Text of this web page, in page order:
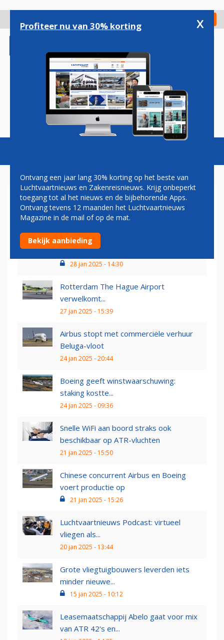
gaan
Check in
Magazine Podcasts Vacatures
TECHNOLOGIE
Boeing duikt diep in de rode cijfers, maar
ziet licht aan...
28 jan 2025 - 14:30
Rotterdam The Hague Airport
verwelkomt...
27 jan 2025 - 15:39
Airbus stopt met commerciële verhuur
Beluga-vloot
24 jan 2025 - 20:44
Boeing geeft winstwaarschuwing:
staking kostte...
24 jan 2025 - 09:36
Snelle WiFi aan boord straks ook
beschikbaar op ATR-vluchten
21 jan 2025 - 15:50
Chinese concurrent Airbus en Boeing
voert productie op
21 jan 2025 - 15:26
Luchtvaartnieuws Podcast: virtueel
vliegen als...
20 jan 2025 - 13:44
Grote vliegtuigbouwers leverden iets
minder nieuwe...
15 jan 2025 - 10:12
Leasemaatschappij Abelo gaat voor mix
van ATR 42's en...
Profiteer nu van 30% korting x
Ontvang een jaar lang 30% korting op het beste van
Luchtvaartnieuws en Zakenreisnieuws. Krijg onbeperkt
toegang tot al het nieuws en de bijbehorende Apps.
Ontvang tevens 12 maanden het Luchtvaartnieuws
Magazine in de mail of op de mat.
Bekijk aanbieding